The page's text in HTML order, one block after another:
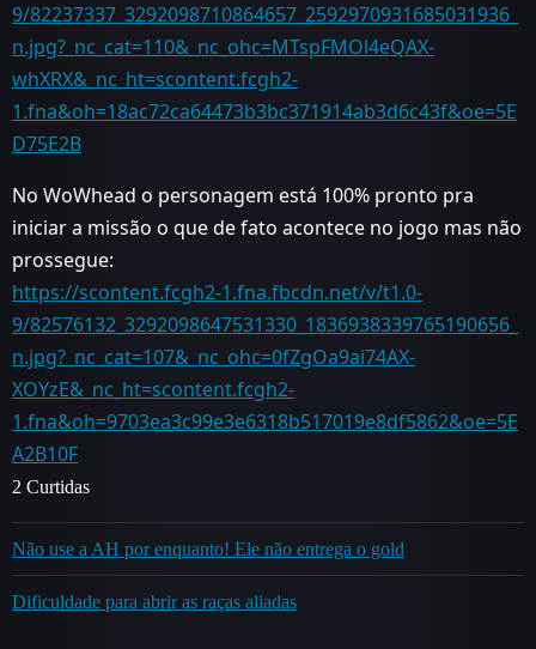
9/82237337_3292098710864657_2592970931685031936_
n.jpg?_nc_cat=110&_nc_ohc=MTspFMOl4eQAX-
whXRX&_nc_ht=scontent.fcgh2-
1.fna&oh=18ac72ca64473b3bc371914ab3d6c43f&oe=5E
D75E2B
No WoWhead o personagem está 100% pronto pra
iniciar a missão o que de fato acontece no jogo mas não
prossegue:
https://scontent.fcgh2-1.fna.fbcdn.net/v/t1.0-
9/82576132_3292098647531330_1836938339765190656_
n.jpg?_nc_cat=107&_nc_ohc=0fZgOa9ai74AX-
XOYzE&_nc_ht=scontent.fcgh2-
1.fna&oh=9703ea3c99e3e6318b517019e8df5862&oe=5E
A2B10F
2 Curtidas
Não use a AH por enquanto! Ele não entrega o gold
Dificuldade para abrir as raças aliadas